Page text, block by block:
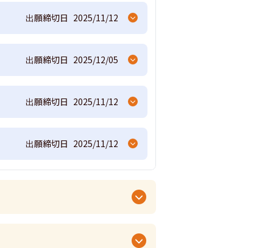
出願締切日 2025/11/12
出願締切日 2025/12/05
出願締切日 2025/11/12
出願締切日 2025/11/12